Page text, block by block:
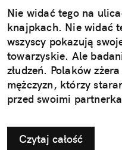
Nie widać tego na
knajpkach. Nie widać
wszyscy pokazują
towarzyskie. Ale
złudzeń. Polaków
mężczyzn, którzy
przed swoimi
Czytaj całość